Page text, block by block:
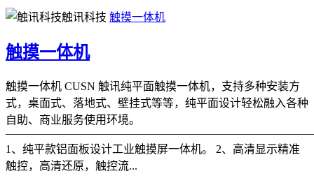
触讯科技 触摸一体机
触摸一体机
触摸一体机 CUSN 触讯纯平面触摸一体机，支持多种安装方
式，桌面式、落地式、壁挂式等等，纯平面设计轻松融入各种
自助、商业服务使用环境。
1、纯平款铝面板设计工业触摸屏一体机。 2、高清显示精准
触控，高清还原，触控流...